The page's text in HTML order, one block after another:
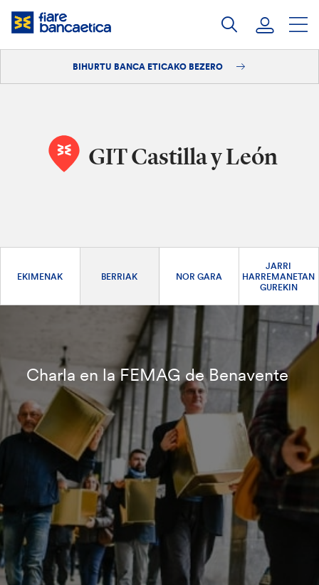
Pasatu
edukia
BIHURTU BANCA ETICAKO BEZERO
GIT Castilla y León
EKIMENAK BERRIAK NOR GARA
JARRI
HARREMANETAN
GUREKIN
Charla en la FEMAG de Benavente